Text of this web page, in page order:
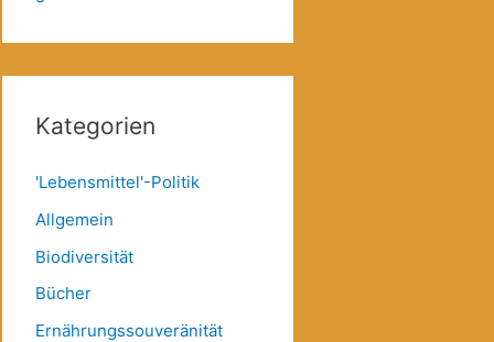
Kategorien
'Lebensmittel'-Politik
Allgemein
Biodiversität
Bücher
Ernährungssouveränität